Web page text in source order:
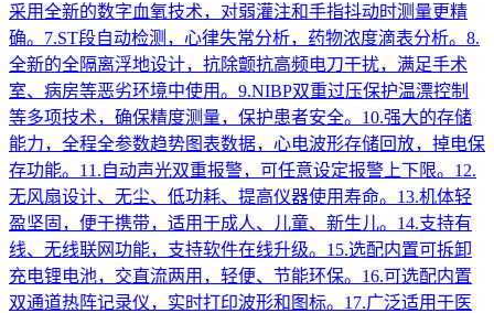
采用全新的数字血氧技术，对弱灌注和手指抖动时测量更精
确。7.ST段自动检测，心律失常分析，药物浓度滴表分析。8.
全新的全隔离浮地设计，抗除颤抗高频电刀干扰，满足手术
室、病房等恶劣环境中使用。9.NIBP双重过压保护温漂控制
等多项技术，确保精度测量，保护患者安全。10.强大的存储
能力，全程全参数趋势图表数据，心电波形存储回放，掉电保
存功能。11.自动声光双重报警，可任意设定报警上下限。12.
无风扇设计、无尘、低功耗、提高仪器使用寿命。13.机体轻
盈坚固，便于携带，适用于成人、儿童、新生儿。14.支持有
线、无线联网功能，支持软件在线升级。15.选配内置可拆卸
充电锂电池，交直流两用，轻便、节能环保。16.可选配内置
双通道热阵记录仪，实时打印波形和图标。17.广泛适用于医